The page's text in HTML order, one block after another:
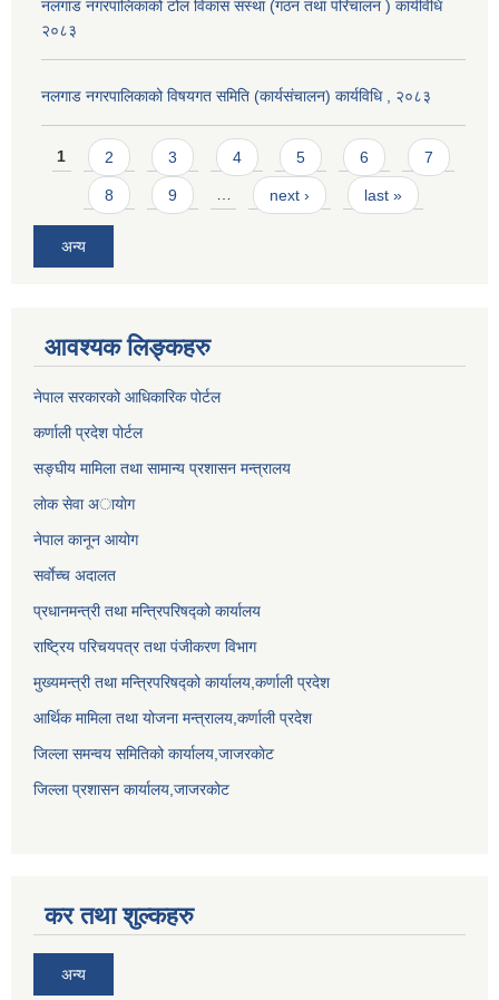
नलगाड नगरपालिकाको टोल विकास संस्था (गठन तथा परिचालन ) कार्यविधि
२०८३
नलगाड नगरपालिकाको विषयगत समिति (कार्यसंचालन) कार्यविधि , २०८३
Pages
1 2 3 4 5 6 7
8 9 … next › last »
अन्य
आवश्यक लिङ्कहरु
नेपाल सरकारको आधिकारिक पोर्टल
कर्णाली प्रदेश पोर्टल
सङ्घीय मामिला तथा सामान्य प्रशासन मन्त्रालय
लाेक सेवा अायाेग
नेपाल कानून आयोग
सर्वाेच्च अदालत
प्रधानमन्त्री तथा मन्त्रिपरिषद्को कार्यालय
राष्ट्रिय परिचयपत्र तथा पंजीकरण विभाग
मुख्यमन्त्री तथा मन्त्रिपरिषद्को कार्यालय,कर्णाली प्रदेश
आर्थिक मामिला तथा योजना मन्त्रालय,कर्णाली प्रदेश
जिल्ला समन्वय समितिको कार्यालय,जाजरकाेट
जिल्ला प्रशासन कार्यालय,जाजरकोट
कर तथा शुल्कहरु
अन्य